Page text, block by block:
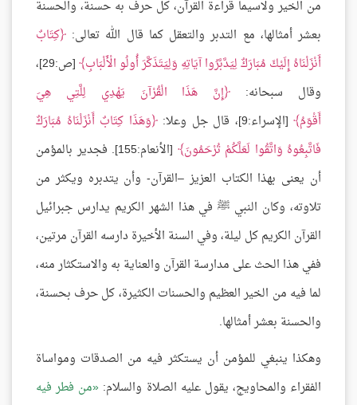
من الخير ولاسيما قراءة القرآن، كل حرف به حسنة، والحسنة
بعشر أمثالها، مع التدبر والتعقل كما قال الله تعالى: كِتَابٌ
أَنْزَلْنَاهُ إِلَيْكَ مُبَارَكٌ لِيَدَّبَّرُوا آيَاتِهِ وَلِيَتَذَكَّرَ أُولُو الْأَلْبَابِ
[ص:29]،
وقال سبحانه:
إِنَّ هَذَا الْقُرْآنَ يَهْدِي لِلَّتِي هِيَ
أَقْوَمُ [الإسراء:9]، قال جل وعلا:
وَهَذَا كِتَابٌ أَنْزَلْنَاهُ مُبَارَكٌ
فَاتَّبِعُوهُ وَاتَّقُوا لَعَلَّكُمْ تُرْحَمُونَ
[الأنعام:155]. فجدير بالمؤمن
أن يعنى بهذا الكتاب العزيز –القرآن- وأن يتدبره ويكثر من
تلاوته، وكان النبي ﷺ في هذا الشهر الكريم يدارس جبرائيل
القرآن الكريم كل ليلة، وفي السنة الأخيرة دارسه القرآن مرتين،
ففي هذا الحث على مدارسة القرآن والعناية به والاستكثار منه،
لما فيه من الخير العظيم والحسنات الكثيرة، كل حرف بحسنة،
والحسنة بعشر أمثالها.
وهكذا ينبغي للمؤمن أن يستكثر فيه من الصدقات ومواساة
الفقراء والمحاويج، يقول عليه الصلاة والسلام: من فطر فيه